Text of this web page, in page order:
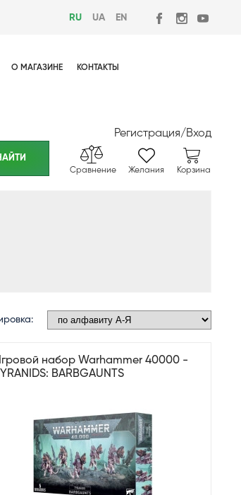
RU UA EN
О МАГАЗИНЕ КОНТАКТЫ
Регистрация/Вход
Сравнение Желания Корзина
набор Warhammer 40000 -
TYRANIDS: BARBGAUNTS